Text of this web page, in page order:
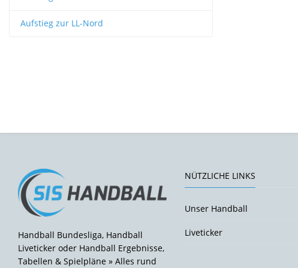
Aufstieg zur LL-Nord
Handball Bundesliga, Handball
Liveticker oder Handball Ergebnisse,
Tabellen & Spielpläne » Alles rund
NÜTZLICHE LINKS
Unser Handball
Liveticker